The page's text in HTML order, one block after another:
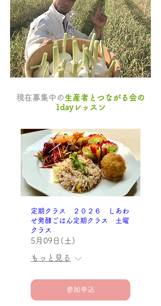
現在募集中の生産者とつながる会の
1dayレッスン
定期クラス ２０２６ しあわ
せ発酵ごはん定期クラス 土曜
クラス
5月09日(土)
もっと見る
参加申込